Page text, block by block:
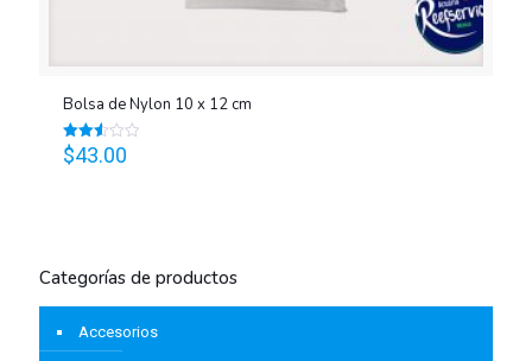
Bolsa de Nylon 10 x 12 cm
Valorado
en
$43.00
Categorías de productos
Accesorios